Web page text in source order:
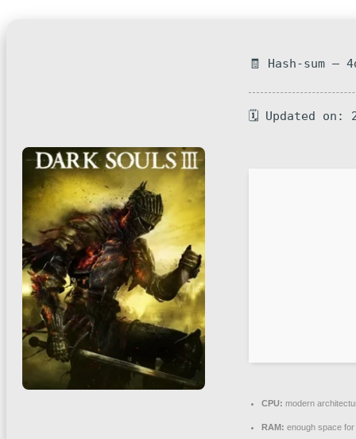
🧾 Hash-sum —
🗓 Updated on:
CPU: modern
RAM: enough space for